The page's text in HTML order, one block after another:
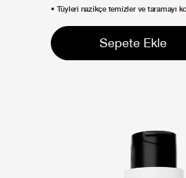
• Tüyleri nazikçe temizler ve taramayı
Sepete Ekle